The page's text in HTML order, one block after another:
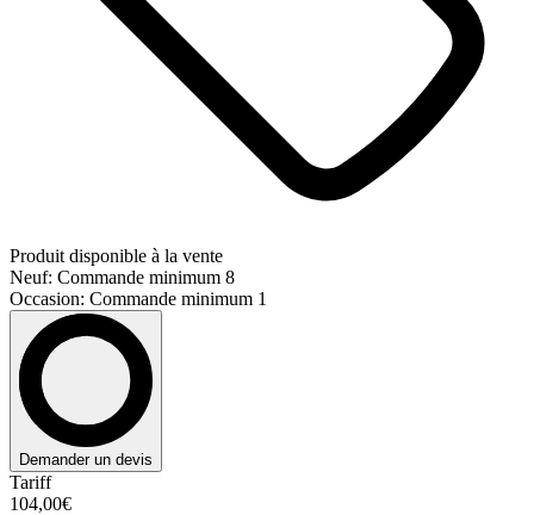
Produit disponible à la vente
Neuf: Commande minimum 8
Occasion: Commande minimum 1
Demander un devis
Tariff
104,00€